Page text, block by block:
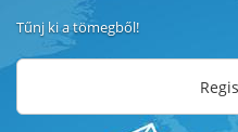
Tűnj ki a tömegből!